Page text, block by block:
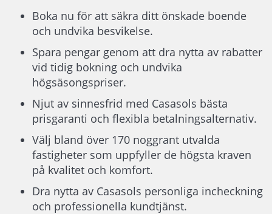
Boka nu för att säkra ditt önskade boende
och undvika besvikelse.
Spara pengar genom att dra nytta av rabatter
vid tidig bokning och undvika
högsäsongspriser.
Njut av sinnesfrid med Casasols bästa
prisgaranti och flexibla betalningsalternativ.
Välj bland över 170 noggrant utvalda
fastigheter som uppfyller de högsta kraven
på kvalitet och komfort.
Dra nytta av Casasols personliga incheckning
och professionella kundtjänst.